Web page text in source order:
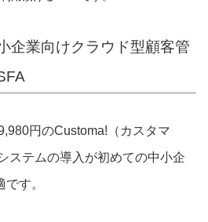
企業向けクラウド型顧客管
円のCustoma!（カスタマ
ステムの導入が初めての中小企
す。